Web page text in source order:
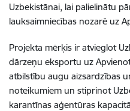
Uzbekistānai, lai palielinātu
lauksaimniecības nozarē uz
Projekta mērķis ir atvieglot
dārzeņu eksportu uz
atbilstību augu aizsardzības
noteikumiem un stiprinot
karantīnas aģentūras